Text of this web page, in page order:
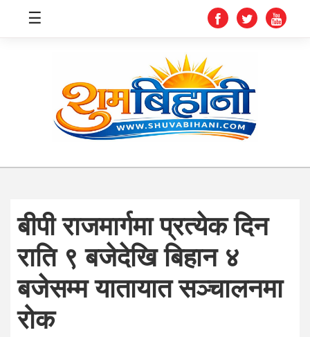
स्वास्थ्य
शिक्षा
संघीय
प्रविधि
जीवनशैली
दर्शन
☰
बीपी राजमार्गमा प्रत्येक दिन
राति ९ बजेदेखि बिहान ४
बजेसम्म यातायात सञ्चालनमा
रोक